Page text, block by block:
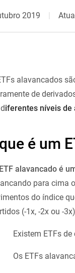
2019
alavancados
de
iferentes níveis de
é um
alavancado é
para cima
do índice
(-1x, -2x ou -
Existem ETFs
Os ETFs